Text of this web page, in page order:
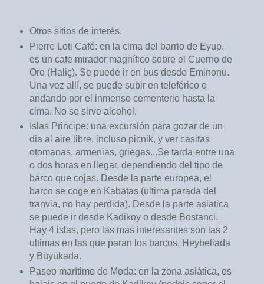
Otros sitios de interés.
Pierre Loti Café: en la cima del barrio de Eyup,
es un cafe mirador magnífico sobre el Cuerno de
Oro (Haliç). Se puede ir en bus desde Eminonu.
Una vez allí, se puede subir en teleférico o
andando por el inmenso cementerio hasta la
cima. No se sirve alcohol.
Islas Principe: una excursión para gozar de un
dia al aire libre, incluso picnik, y ver casitas
otomanas, armenias, griegas...Se tarda entre una
o dos horas en llegar, dependiendo del tipo de
barco que cojas. Desde la parte europea, el
barco se coge en Kabatas (ultima parada del
tranvia, no hay perdida). Desde la parte asiatica
se puede ir desde Kadikoy o desde Bostanci.
Hay 4 islas, pero las mas interesantes son las 2
ultimas en las que paran los barcos, Heybeliada
y Büyükada.
Paseo marítimo de Moda: en la zona asiática, os